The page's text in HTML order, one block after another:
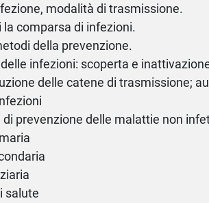
modalità di trasmissione.
comparsa di infezioni.
della prevenzione.
infezioni: scoperta e
delle catene di trasmissione;
di prevenzione delle malattie non
salute